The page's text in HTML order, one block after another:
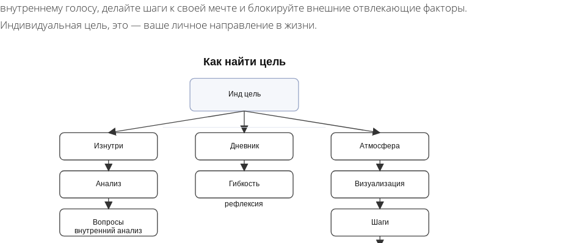
внутреннему голосу, делайте шаги к своей мечте и блокируйте внешние отвлекающие факторы.
Индивидуальная цель, это — ваше личное направление в жизни.
Как найти цель
Инд цель
Изнутри
Анализ
Вопросы
Дневник
Гибкость
Атмосфера
Визуализация
Шаги
внутренний анализ
рефлексия